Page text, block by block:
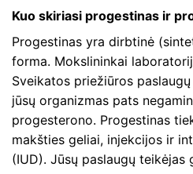
Kuo skiriasi progestinas ir
Progestinas yra dirbtinė
forma. Mokslininkai
Sveikatos priežiūros
jūsų organizmas pats
progesterono. Progestinas
makšties geliai, injekcijos ir
(IUD). Jūsų paslaugų teikėjas